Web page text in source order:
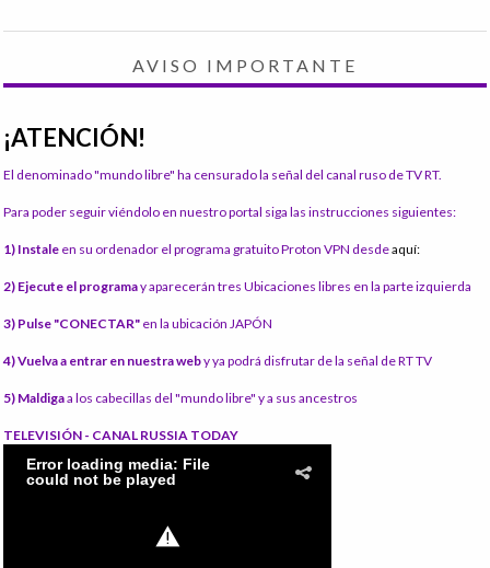
AVISO IMPORTANTE
¡ATENCIÓN!
El denominado "mundo libre" ha censurado la señal del canal ruso de TV RT.
Para poder seguir viéndolo en nuestro portal siga las instrucciones siguientes:
1) Instale en su ordenador el programa gratuito Proton VPN desdeaquí:
2) Ejecute el programay aparecerán tres Ubicaciones libres en la parte izquierda
3) Pulse "CONECTAR" en la ubicación JAPÓN
4) Vuelva a entrar en nuestra weby ya podrá disfrutar de la señal de RT TV
5) Maldigaa los cabecillas del "mundo libre" y a sus ancestros
TELEVISIÓN - CANAL RUSSIA TODAY